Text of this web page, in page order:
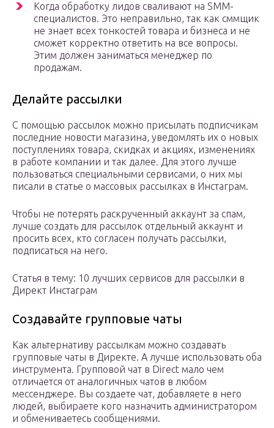
Когда обработку лидов сваливают на SMM-
специалистов. Это неправильно, так как сммщик
не знает всех тонкостей товара и бизнеса и не
сможет корректно ответить на все вопросы.
Этим должен заниматься менеджер по
продажам.
Делайте рассылки
С помощью рассылок можно присылать подписчикам
последние новости магазина, уведомлять их о новых
поступлениях товара, скидках и акциях, изменениях
в работе компании и так далее. Для этого лучше
пользоваться специальными сервисами, о них мы
писали в статье о массовых рассылках в Инстаграм.
Чтобы не потерять раскрученный аккаунт за спам,
лучше создать для рассылок отдельный аккаунт и
просить всех, кто согласен получать рассылки,
подписаться на него.
Статья в тему: 10 лучших сервисов для рассылки в
Директ Инстаграм
Создавайте групповые чаты
Как альтернативу рассылкам можно создавать
групповые чаты в Директе. А лучше использовать оба
инструмента. Групповой чат в Direct мало чем
отличается от аналогичных чатов в любом
мессенджере. Вы создаете чат, добавляете в него
людей, выбираете кого назначить администратором
и обмениваетесь сообщениями.